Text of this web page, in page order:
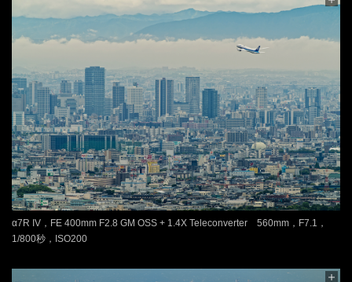
α7R IV，FE 400mm F2.8 GM OSS + 1.4X Teleconverter 560mm，F7.1，
1/800秒，ISO200